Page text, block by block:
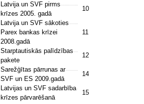
Latvija un SVF pirms
krīzes 2005. gadā
10
Latvija un SVF sākoties
Parex bankas krīzei
2008.gadā
11
Starptautiskās palīdzības
pakete
12
Sarežģītas pārrunas ar
SVF un ES 2009.gadā
14
Latvijas un SVF sadarbība
krīzes pārvarēšanā
15